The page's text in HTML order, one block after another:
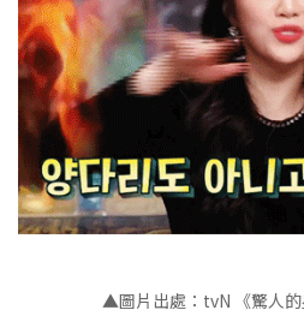
▲圖片出處：tvN 《驚人